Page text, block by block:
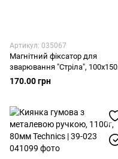
Артикул: 035067
Магнітний фіксатор для
зварювання "Стріла", 100х150
мм, кути 45°, 90°, 135° Technics
Master | 12-161
170.00 грн